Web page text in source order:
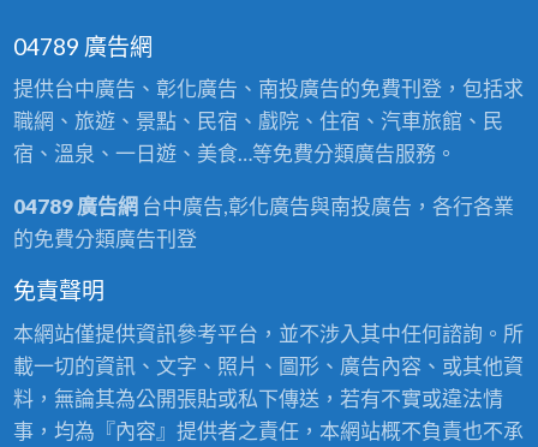
04789 廣告網
提供台中廣告、彰化廣告、南投廣告的免費刊登，包括求
職網、旅遊、景點、民宿、戲院、住宿、汽車旅館、民
宿、溫泉、一日遊、美食…等免費分類廣告服務。
04789 廣告網 台中廣告,彰化廣告與南投廣告，各行各業
的免費分類廣告刊登
免責聲明
本網站僅提供資訊參考平台，並不涉入其中任何諮詢。所
載一切的資訊、文字、照片、圖形、廣告內容、或其他資
料，無論其為公開張貼或私下傳送，若有不實或違法情
事，均為『內容』提供者之責任，本網站概不負責也不承